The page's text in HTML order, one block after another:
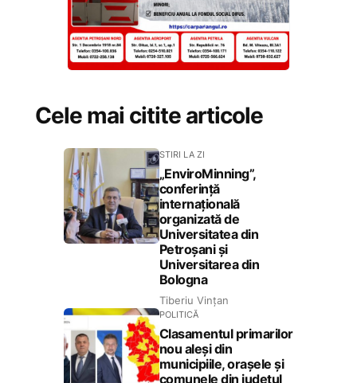
Cele mai citite articole
STIRI LA ZI
„EnviroMinning”,
conferință
internațională
organizată de
Universitatea din
Petroșani și
Universitarea din
Bologna
Tiberiu Vințan
POLITICĂ
Clasamentul primarilor
nou aleși din
municipiile, orașele și
comunele din județul